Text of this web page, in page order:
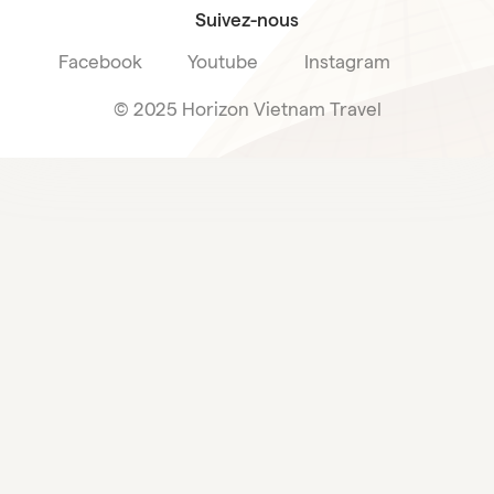
Suivez-nous
Facebook Youtube Instagram
© 2025 Horizon Vietnam Travel